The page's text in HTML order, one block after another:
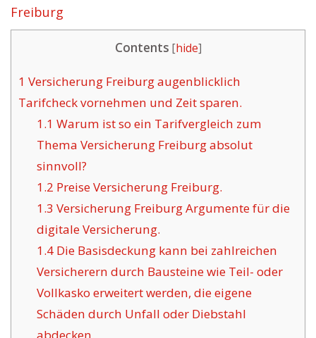
Freiburg
Contents [hide]
1 Versicherung Freiburg augenblicklich
Tarifcheck vornehmen und Zeit sparen.
1.1 Warum ist so ein Tarifvergleich zum
Thema Versicherung Freiburg absolut
sinnvoll?
1.2 Preise Versicherung Freiburg.
1.3 Versicherung Freiburg Argumente für die
digitale Versicherung.
1.4Die Basisdeckung kann bei zahlreichen
Versicherern durch Bausteine wie Teil- oder
Vollkasko erweitert werden, die eigene
Schäden durch Unfall oder Diebstahl